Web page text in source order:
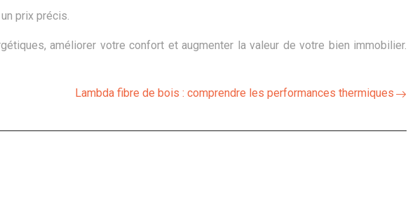
prix précis.
améliorer votre confort et augmenter la valeur de votre bien immobilier.
Lambda fibre de bois : comprendre les performances thermiques